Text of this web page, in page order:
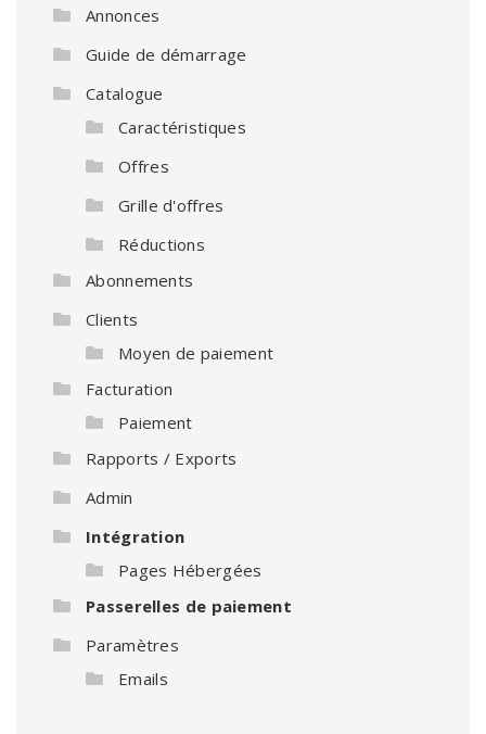
Annonces
Guide de démarrage
Catalogue
Caractéristiques
Offres
Grille d'offres
Réductions
Abonnements
Clients
Moyen de paiement
Facturation
Paiement
Rapports / Exports
Admin
Intégration
Pages Hébergées
Passerelles de paiement
Paramètres
Emails